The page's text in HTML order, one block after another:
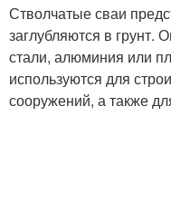
Стволчатые сваи
заглубляются в грунт.
стали, алюминия или
используются для
сооружений, а также